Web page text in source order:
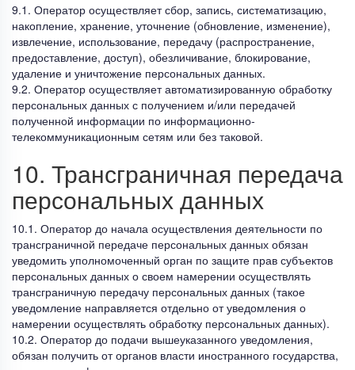
9.1. Оператор осуществляет сбор, запись, систематизацию,
накопление, хранение, уточнение (обновление, изменение),
извлечение, использование, передачу (распространение,
предоставление, доступ), обезличивание, блокирование,
удаление и уничтожение персональных данных.
9.2. Оператор осуществляет автоматизированную обработку
персональных данных с получением и/или передачей
полученной информации по информационно-
телекоммуникационным сетям или без таковой.
10. Трансграничная передача
персональных данных
10.1. Оператор до начала осуществления деятельности по
трансграничной передаче персональных данных обязан
уведомить уполномоченный орган по защите прав субъектов
персональных данных о своем намерении осуществлять
трансграничную передачу персональных данных (такое
уведомление направляется отдельно от уведомления о
намерении осуществлять обработку персональных данных).
10.2. Оператор до подачи вышеуказанного уведомления,
обязан получить от органов власти иностранного государства,